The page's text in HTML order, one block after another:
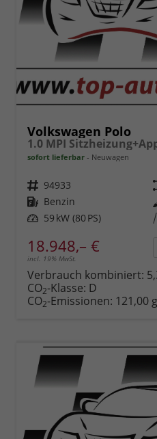
Volkswagen Polo
sofort lieferbar Neuwagen
Fahrzeugnr. 94933
Kraftstoff Benzin
Leistung 59 kW (80 PS)
18.948,– €
incl. 19% MwSt.
Verbrauch kombiniert:
CO2-Klasse: D
CO2-Emissionen: 121,00